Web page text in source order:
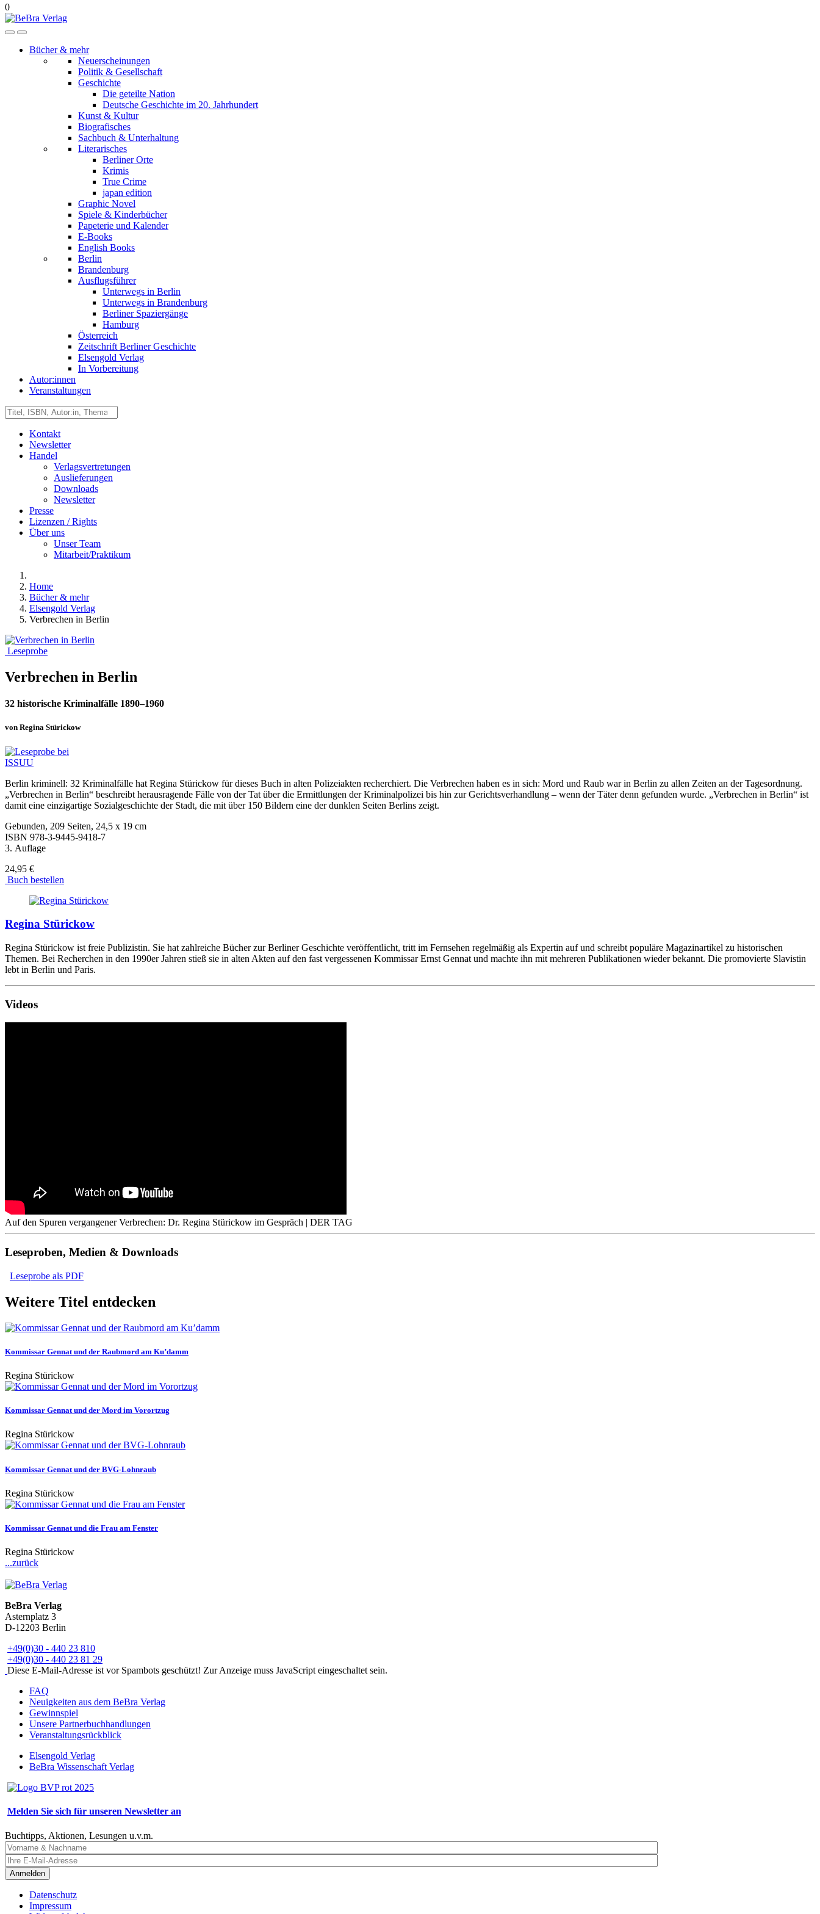
0
Bücher & mehr
Neuerscheinungen
Politik & Gesellschaft
Geschichte
Die geteilte Nation
Deutsche Geschichte im 20. Jahrhundert
Kunst & Kultur
Biografisches
Sachbuch & Unterhaltung
Literarisches
Berliner Orte
Krimis
True Crime
japan edition
Graphic Novel
Spiele & Kinderbücher
Papeterie und Kalender
E-Books
English Books
Berlin
Brandenburg
Ausflugsführer
Unterwegs in Berlin
Unterwegs in Brandenburg
Berliner Spaziergänge
Hamburg
Österreich
Zeitschrift Berliner Geschichte
Elsengold Verlag
In Vorbereitung
Autor:innen
Veranstaltungen
Kontakt
Newsletter
Handel
Verlagsvertretungen
Auslieferungen
Downloads
Newsletter
Presse
Lizenzen / Rights
Über uns
Unser Team
Mitarbeit/Praktikum
Home
Bücher & mehr
Elsengold Verlag
Verbrechen in Berlin
Leseprobe
Verbrechen in Berlin
32 historische Kriminalfälle 1890–1960
von Regina Stürickow
Berlin kriminell: 32 Kriminalfälle hat Regina Stürickow für dieses Buch in alten Polizeiakten recherchiert. Die Verbrechen haben es in sich: Mord und Raub war in Berlin zu allen Zeiten an der Tagesordnung.
„Verbrechen in Berlin“ beschreibt herausragende Fälle von der Tat über die Ermittlungen der Kriminalpolizei bis hin zur Gerichtsverhandlung – wenn der Täter denn gefunden wurde. „Verbrechen in Berlin“ ist
damit eine einzigartige Sozialgeschichte der Stadt, die mit über 150 Bildern eine der dunklen Seiten Berlins zeigt.
Gebunden, 209 Seiten, 24,5 x 19 cm
ISBN 978-3-9445-9418-7
3. Auflage
24,95 €
Buch bestellen
Regina Stürickow
Regina Stürickow ist freie Publizistin. Sie hat zahlreiche Bücher zur Berliner Geschichte veröffentlicht, tritt im Fernsehen regelmäßig als Expertin auf und schreibt populäre Magazinartikel zu historischen
Themen. Bei Recherchen in den 1990er Jahren stieß sie in alten Akten auf den fast vergessenen Kommissar Ernst Gennat und machte ihn mit mehreren Publikationen wieder bekannt. Die promovierte Slavistin
lebt in Berlin und Paris.
Videos
Auf den Spuren vergangener Verbrechen: Dr. Regina Stürickow im Gespräch | DER TAG
Leseproben, Medien & Downloads
Leseprobe als PDF
Weitere Titel entdecken
Kommissar Gennat und der Raubmord am Ku’damm
Regina Stürickow
Kommissar Gennat und der Mord im Vorortzug
Regina Stürickow
Kommissar Gennat und der BVG-Lohnraub
Regina Stürickow
Kommissar Gennat und die Frau am Fenster
Regina Stürickow
...zurück
BeBra Verlag
Asternplatz 3
D-12203 Berlin
+49(0)30 - 440 23 810
+49(0)30 - 440 23 81 29
Diese E-Mail-Adresse ist vor Spambots geschützt! Zur Anzeige muss JavaScript eingeschaltet sein.
FAQ
Neuigkeiten aus dem BeBra Verlag
Gewinnspiel
Unsere Partnerbuchhandlungen
Veranstaltungsrückblick
Elsengold Verlag
BeBra Wissenschaft Verlag
Melden Sie sich für unseren Newsletter an
Buchtipps, Aktionen, Lesungen u.v.m.
Anmelden
Datenschutz
Impressum